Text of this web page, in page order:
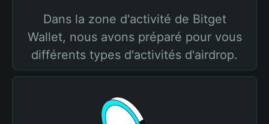
Dans la zone d'activité de Bitget
Wallet, nous avons préparé pour vous
différents types d'activités d'airdrop.